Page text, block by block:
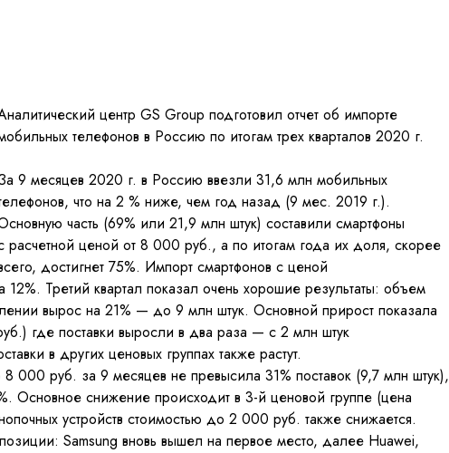
центр GS Group подготовил отчет об импорте
телефонов в Россию по итогам трех кварталов 2020 г.
9 месяцев 2020 г. в Россию ввезли 31,6 млн мобильных
что на 2 % ниже, чем год назад (9 мес. 2019 г.).
часть (69% или 21,9 млн штук) составили смартфоны
расчетной ценой от 8 000 руб., а по итогам года их доля, скорее
достигнет 75%. Импорт смартфонов с ценой
Третий квартал показал очень хорошие результаты: объем
вырос на 21% — до 9 млн штук. Основной прирост показала
где поставки выросли в два раза — с 2 млн штук
в других ценовых группах также растут.
000 руб. за 9 месяцев не превысила 31% поставок (9,7 млн штук),
Основное снижение происходит в 3-й ценовой группе (цена
устройств стоимостью до 2 000 руб. также снижается.
Samsung вновь вышел на первое место, далее Huawei,